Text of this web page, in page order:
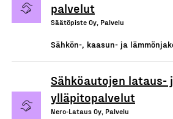
palvelut
Säätöpiste Oy, Palvelu
Sähkön-, kaasun- ja
Sähköautojen lataus-
ylläpitopalvelut
Nero-Lataus Oy, Palvelu